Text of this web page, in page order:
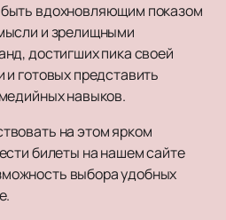
вдохновляющим показом
и зрелищными
достигших пика своей
и готовых представить
навыков.
на этом ярком
билеты на нашем сайте
выбора удобных